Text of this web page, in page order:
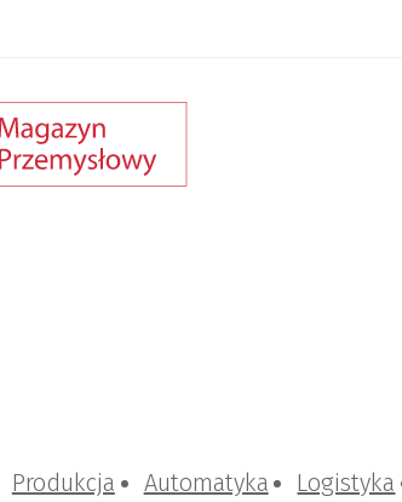
Produkcja Automatyka Logistyka